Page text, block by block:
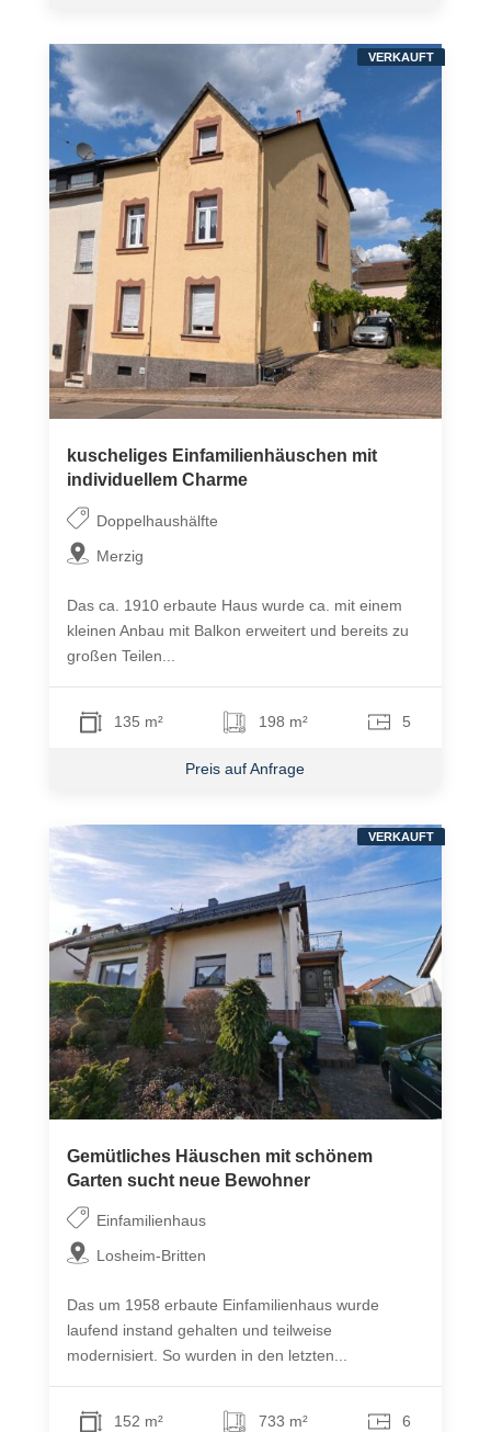
kuscheliges Einfamilienhäuschen mit
individuellem Charme
Doppelhaushälfte
Merzig
Das ca. 1910 erbaute Haus wurde ca. mit einem
kleinen Anbau mit Balkon erweitert und bereits zu
großen Teilen...
135 m² 198 m² 5
Preis auf Anfrage
VERKAUFT
Gemütliches Häuschen mit schönem
Garten sucht neue Bewohner
Einfamilienhaus
Losheim-Britten
Das um 1958 erbaute Einfamilienhaus wurde
laufend instand gehalten und teilweise
modernisiert. So wurden in den letzten...
152 m² 733 m² 6
VERKAUFT